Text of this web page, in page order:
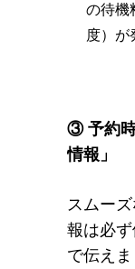
の待機
度）が
③ 予約
情報」
スムー
報は必
で伝えま